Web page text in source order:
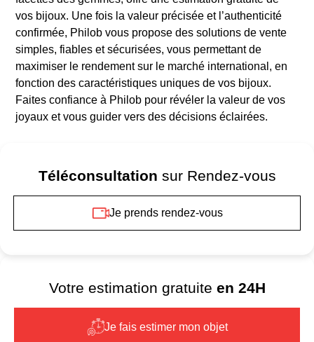
vos bijoux. Une fois la valeur précisée et l’authenticité
confirmée, Philob vous propose des solutions de vente
simples, fiables et sécurisées, vous permettant de
maximiser le rendement sur le marché international, en
fonction des caractéristiques uniques de vos bijoux.
Faites confiance à Philob pour révéler la valeur de vos
joyaux et vous guider vers des décisions éclairées.
Téléconsultation sur Rendez-vous
Je prends rendez-vous
Votre estimation gratuite en 24H
Je fais estimer mon objet